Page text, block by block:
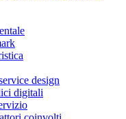
design
digitali